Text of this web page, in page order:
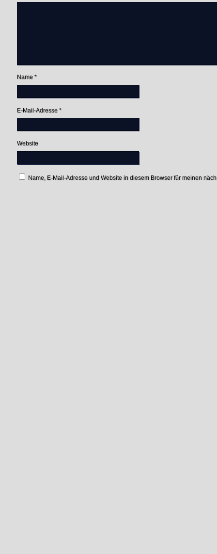
Name *
E-Mail-Adresse *
Website
Name, E-Mail-Adresse und Website in diesem Browser für meinen